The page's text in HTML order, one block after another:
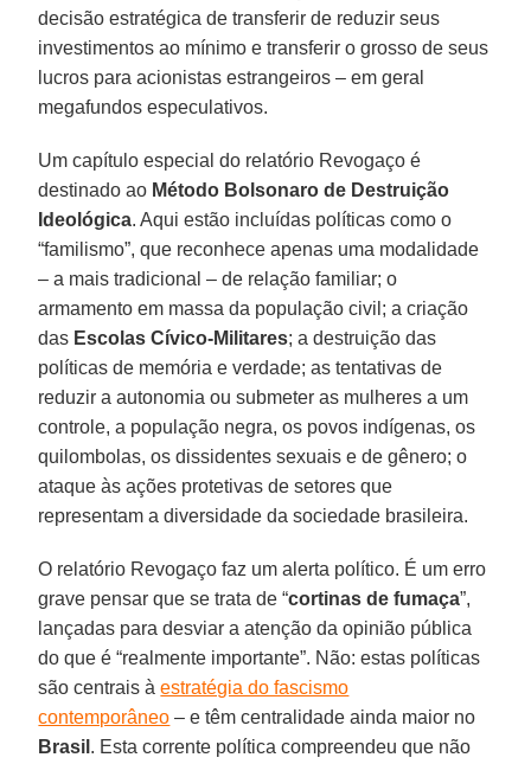
decisão estratégica de transferir de reduzir seus
investimentos ao mínimo e transferir o grosso de seus
lucros para acionistas estrangeiros – em geral
megafundos especulativos.
Um capítulo especial do relatório Revogaço é
destinado ao Método Bolsonaro de Destruição
Ideológica. Aqui estão incluídas políticas como o
“familismo”, que reconhece apenas uma modalidade
– a mais tradicional – de relação familiar; o
armamento em massa da população civil; a criação
das Escolas Cívico-Militares; a destruição das
políticas de memória e verdade; as tentativas de
reduzir a autonomia ou submeter as mulheres a um
controle, a população negra, os povos indígenas, os
quilombolas, os dissidentes sexuais e de gênero; o
ataque às ações protetivas de setores que
representam a diversidade da sociedade brasileira.
O relatório Revogaço faz um alerta político. É um erro
grave pensar que se trata de “cortinas de fumaça”,
lançadas para desviar a atenção da opinião pública
do que é “realmente importante”. Não: estas políticas
são centrais àestratégia do fascismo
contemporâneo – e têm centralidade ainda maior no
Brasil . Esta corrente política compreendeu que não